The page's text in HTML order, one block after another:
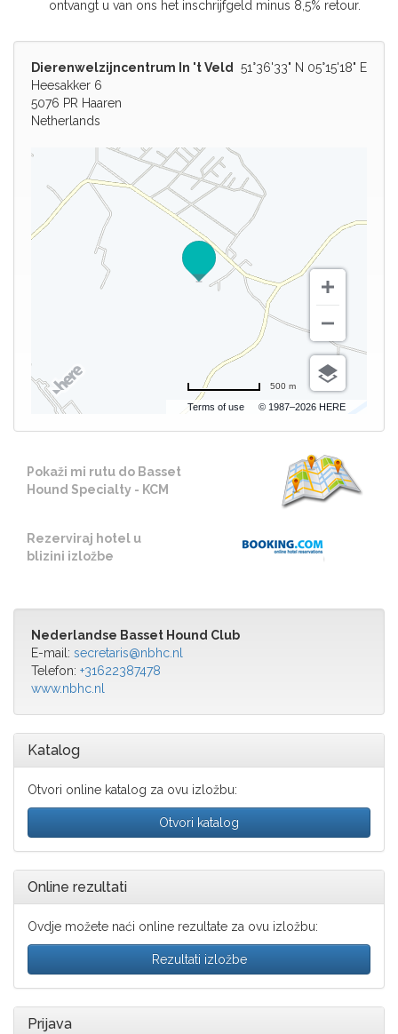
ontvangt u van ons het inschrijfgeld minus 8,5% retour.
51°36'33" N 05°15'18" E
Dierenwelzijncentrum In 't Veld
Heesakker 6
5076 PR Haaren
Netherlands
Terms of use © 1987–2026 HERE
500 m
Pokaži mi rutu do Basset
Hound Specialty - KCM
Rezerviraj hotel u
blizini izložbe
Nederlandse Basset Hound Club
E-mail: secretaris@nbhc.nl
Telefon: +31622387478
www.nbhc.nl
Katalog
Otvori online katalog za ovu izložbu:
Otvori katalog
Online rezultati
Ovdje možete naći online rezultate za ovu izložbu:
Rezultati izložbe
Prijava